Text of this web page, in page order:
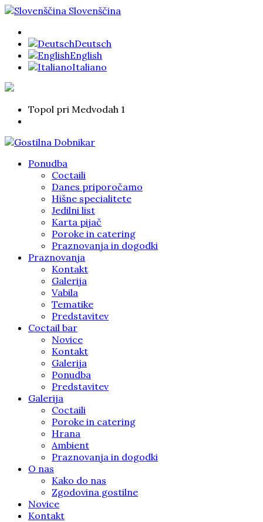
Slovenščina
Deutsch
English
Italiano
Topol pri Medvodah 1
Ponudba
Coctaili
Danes priporočamo
Hišne specialitete
Jedilni list
Karta pijač
Poroke in catering
Praznovanja in dogodki
Praznovanja
Kontakt
Galerija
Vabila
Tematike
Predstavitev
Coctail bar
Novice
Kontakt
Galerija
Ponudba
Predstavitev
Galerija
Coctaili
Poroke in catering
Hrana
Ambient
Praznovanja in dogodki
O nas
Kako do nas
Zgodovina gostilne
Novice
Kontakt